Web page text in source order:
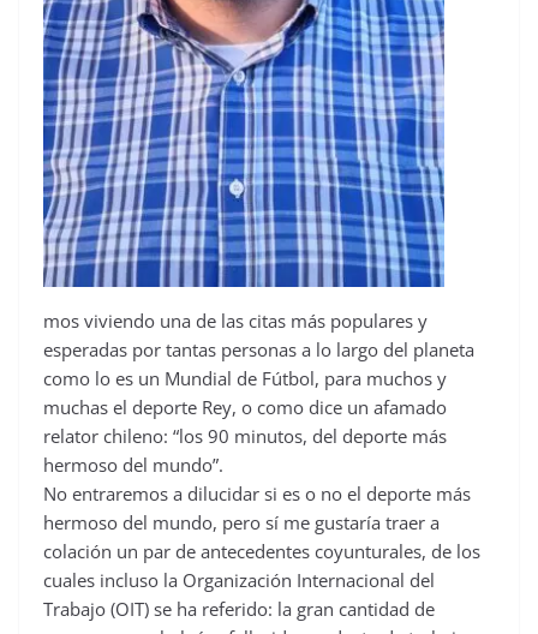
mos viviendo una de las citas más populares y
esperadas por tantas personas a lo largo del planeta
como lo es un Mundial de Fútbol, para muchos y
muchas el deporte Rey, o como dice un afamado
relator chileno: “los 90 minutos, del deporte más
hermoso del mundo”.
No entraremos a dilucidar si es o no el deporte más
hermoso del mundo, pero sí me gustaría traer a
colación un par de antecedentes coyunturales, de los
cuales incluso la Organización Internacional del
Trabajo (OIT) se ha referido: la gran cantidad de